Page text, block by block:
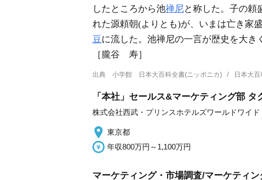
したところから池禅尼と称した。子の頼
れた源頼朝(よりとも)が、いまは亡き家
豆に流した。池禅尼の一言が歴史を大き
［朧谷 寿］
出典 小学館 日本大百科全書(ニッポニカ) 日本大
「本社」セールス&マーケティング部
株式会社西武・プリンスホテルズワールドワイド
東京都
年収800万円～1,100万円
マーケティング・市場調査/マーケティ